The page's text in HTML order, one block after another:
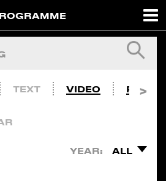
TEXT VIDEO PHOTO
YEAR: ALL